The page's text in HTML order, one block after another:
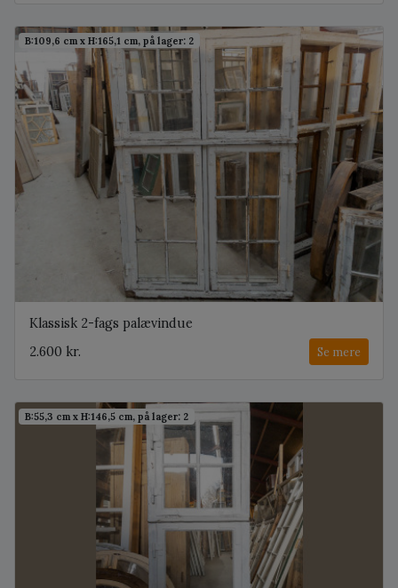
B:109,6 cm x H:165,1 cm, på lager: 2
Klassisk 2-fags palævindue
2.600 kr.
Se mere
B:55,3 cm x H:146,5 cm, på lager: 2